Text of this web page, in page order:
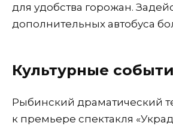
для удобства горожан.
дополнительных автобуса
Культурные
Рыбинский драматический
к премьере спектакля